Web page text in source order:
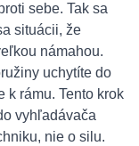
sebe. Tak sa
situácii, že
námahou.
uchytíte do
k rámu. Tento krok
vyhľadávača
nie o silu.